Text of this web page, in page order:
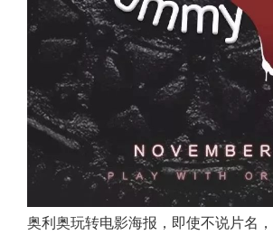
奥利奥玩转电影海报，即使不说片名